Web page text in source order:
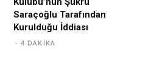
Saraçoğlu Tarafından
Kurulduğu İddiası
4 DAKIKA